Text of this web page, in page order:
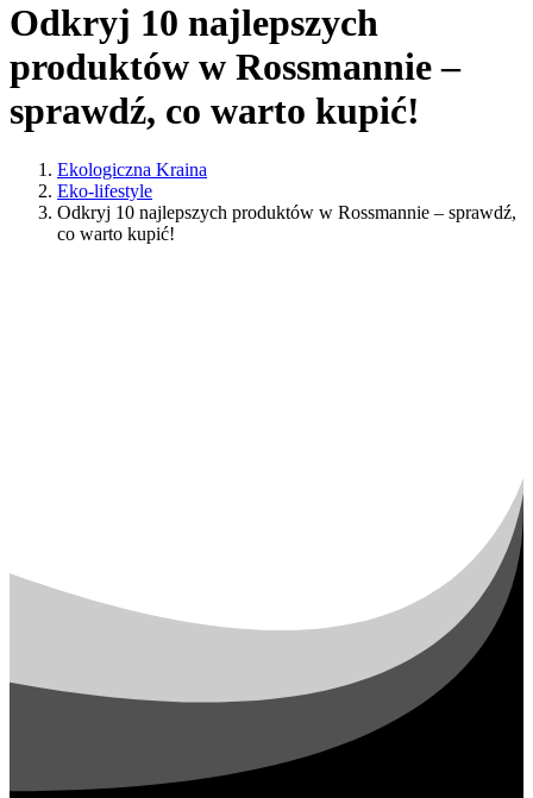
Odkryj 10 najlepszych
produktów w Rossmannie –
sprawdź, co warto kupić!
Ekologiczna Kraina
Eko-lifestyle
Odkryj 10 najlepszych produktów w Rossmannie – sprawdź,
co warto kupić!